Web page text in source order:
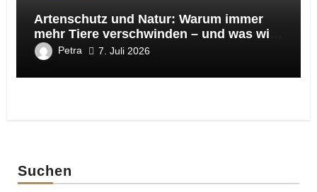
Artenschutz und Natur: Warum immer
mehr Tiere verschwinden – und was wir
dagegen tun können
Petra 7. Juli 2026
Suchen